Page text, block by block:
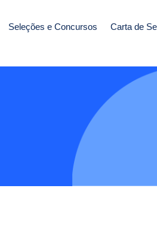
Seleções e Concursos Carta de